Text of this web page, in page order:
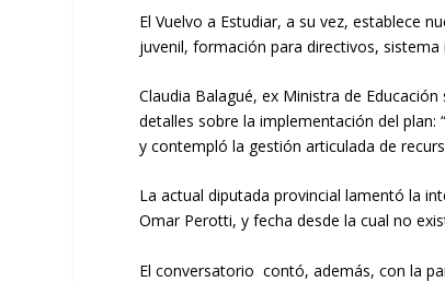
El Vuelvo a Estudiar, a su vez, establece
juvenil, formación para directivos,
Claudia Balagué, ex Ministra de
detalles sobre la implementación del plan:
y contempló la gestión articulada de
La actual diputada provincial lamentó la
Omar Perotti, y fecha desde la cual no
El conversatorio contó, además, con la